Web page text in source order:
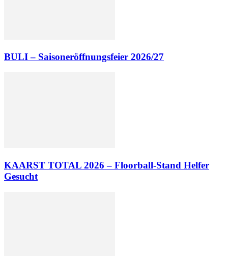
BULI – Saisoneröffnungsfeier 2026/27
KAARST TOTAL 2026 – Floorball-Stand Helfer
Gesucht